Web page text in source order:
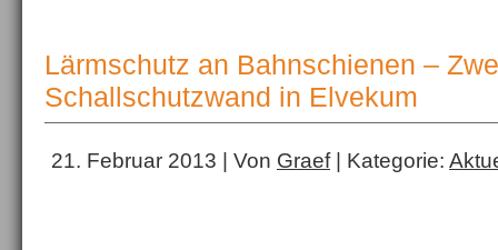
Lärmschutz an Bahnschienen –
Schallschutzwand in Elvekum
21. Februar 2013 | Von Graef| Kategorie: